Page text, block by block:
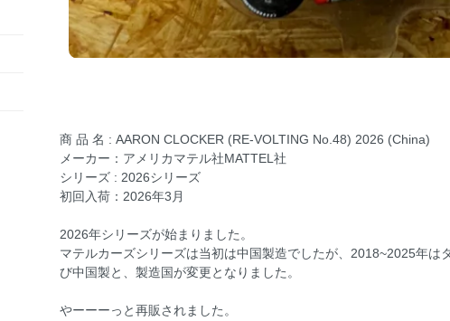
商 品 名 : AARON CLOCKER (RE-VOLTING No.48) 2026 (China)
メーカー：アメリカマテル社MATTEL社
シリーズ : 2026シリーズ
初回入荷：2026年3月
2026年シリーズが始まりました。
マテルカーズシリーズは当初は中国製造でしたが、2018~2025年は
び中国製と、製造国が変更となりました。
やーーーっと再販されました。